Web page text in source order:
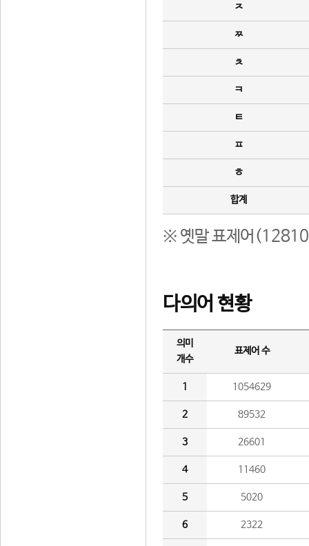
ㅈ
ㅉ
ㅊ
ㅋ
ㅌ
ㅍ
ㅎ
합계
※ 옛말 표제어(12810
다의어 현황
의미
개수
표제어 수
1 1054629
2 89532
3 26601
4 11460
5 5020
6 2322